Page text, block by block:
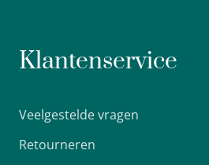
Klantenservice
Veelgestelde vragen
Retourneren